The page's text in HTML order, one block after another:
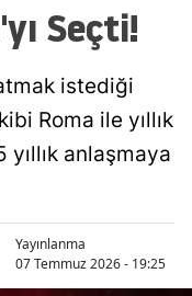
Seçti!
istediği
Roma ile yıllık
yıllık anlaşmaya
Yayınlanma
07 Temmuz 2026 - 19:25